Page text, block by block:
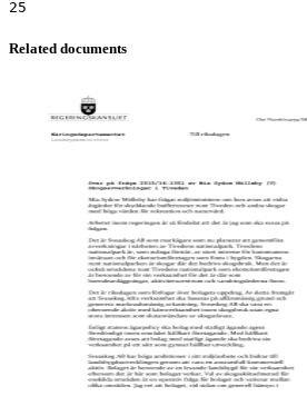
Related documents